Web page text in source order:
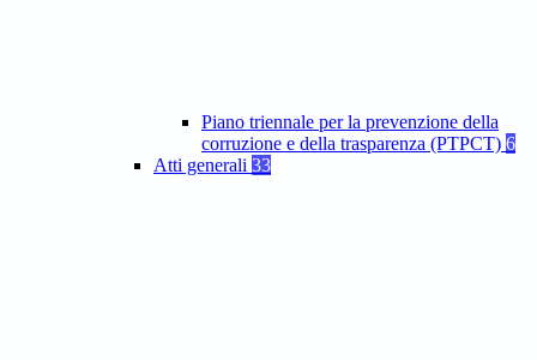
Piano triennale per la prevenzione della
corruzione e della trasparenza (PTPCT) 6
Atti generali 33